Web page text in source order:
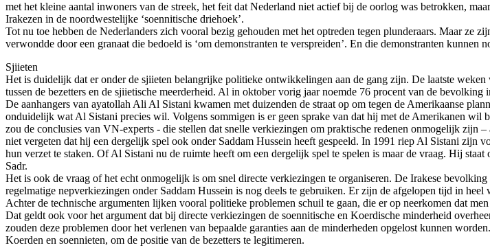
met het kleine aantal inwoners van de streek, het feit dat Nederland niet actief bij de oorlog was betrokken,
Irakezen in de noordwestelijke ‘soennitische driehoek’.
Tot nu toe hebben de Nederlanders zich vooral bezig gehouden met het optreden tegen plunderaars. Maar ze
verwondde door een granaat die bedoeld is ‘om demonstranten te verspreiden’. En die demonstranten kunnen
Sjiieten
Het is duidelijk dat er onder de sjiieten belangrijke politieke ontwikkelingen aan de gang zijn. De laatste
tussen de bezetters en de sjiietische meerderheid. Al in oktober vorig jaar noemde 76 procent van de bevolking
De aanhangers van ayatollah Ali Al Sistani kwamen met duizenden de straat op om tegen de Amerikaanse
onduidelijk wat Al Sistani precies wil. Volgens sommigen is er geen sprake van dat hij met de Amerikanen
zou de conclusies van VN-experts - die stellen dat snelle verkiezingen om praktische redenen onmogelijk zijn
niet vergeten dat hij een dergelijk spel ook onder Saddam Hussein heeft gespeeld. In 1991 riep Al Sistani zijn
hun verzet te staken. Of Al Sistani nu de ruimte heeft om een dergelijk spel te spelen is maar de vraag. Hij
Sadr.
Het is ook de vraag of het echt onmogelijk is om snel directe verkiezingen te organiseren. De Irakese
regelmatige nepverkiezingen onder Saddam Hussein is nog deels te gebruiken. Er zijn de afgelopen tijd in
Achter de technische argumenten lijken vooral politieke problemen schuil te gaan, die er op neerkomen dat
Dat geldt ook voor het argument dat bij directe verkiezingen de soennitische en Koerdische minderheid
zouden deze problemen door het verlenen van bepaalde garanties aan de minderheden opgelost kunnen
Koerden en soennieten, om de positie van de bezetters te legitimeren.